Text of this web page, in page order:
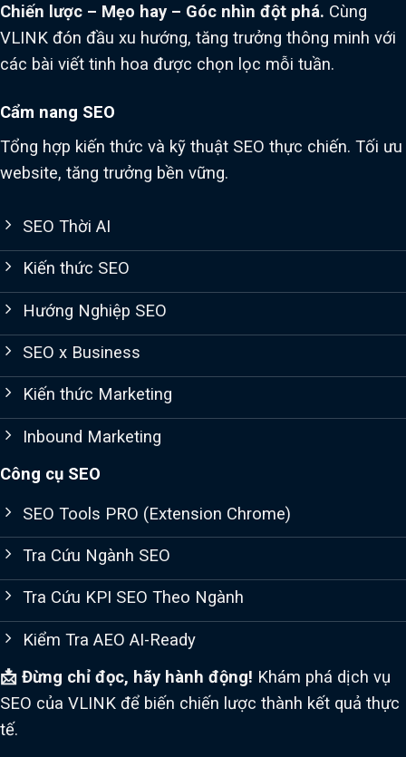
Chiến lược – Mẹo hay – Góc nhìn đột phá. Cùng
VLINK đón đầu xu hướng, tăng trưởng thông minh với
các bài viết tinh hoa được chọn lọc mỗi tuần.
Cẩm nang SEO
Tổng hợp kiến thức và kỹ thuật SEO thực chiến. Tối ưu
website, tăng trưởng bền vững.
SEO Thời AI
Kiến thức SEO
Hướng Nghiệp SEO
SEO x Business
Kiến thức Marketing
Inbound Marketing
Công cụ SEO
SEO Tools PRO (Extension Chrome)
Tra Cứu Ngành SEO
Tra Cứu KPI SEO Theo Ngành
Kiểm Tra AEO AI-Ready
📩 Đừng chỉ đọc, hãy hành động! Khám phá dịch vụ
SEO của VLINK để biến chiến lược thành kết quả thực
tế.